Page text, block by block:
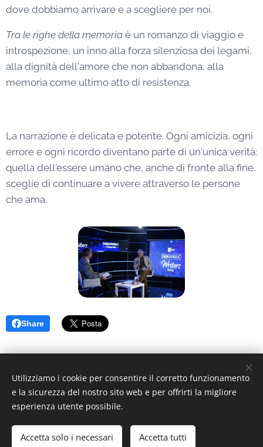
dove dobbiamo arrivare e a scegliere per noi.
Tra le righe della memoria è un romanzo di viaggio e
introspezione, un inno alla forza silenziosa dei legami,
alla dignità dell'amore che non abbandona, alla
memoria come ultimo atto di resistenza.
La narrazione è delicata e potente. Ogni amicizia, ogni
errore e ogni ricordo diventano parte di un'unica verità:
quella dell'essere umano che, anche di fronte alla fine,
sceglie di continuare a vivere attraverso le persone
che ama.
Share
Per manutenzione clicca
ITALYWEBRADIO - C.F.: 02077740600 - Licenza AWR:
Cookies
Utilizziamo i cookie per consentire il corretto funzionamento
e la sicurezza del nostro sito web e per offrirti la migliore
esperienza utente possibile.
Accetta solo i necessari Accetta tutti